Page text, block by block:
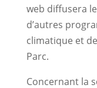
web diffusera
d’autres
climatique et
Parc.
Concernant la